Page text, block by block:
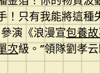
！只有我能將這種
演《浪漫宣包養
次級。”領隊劉孝